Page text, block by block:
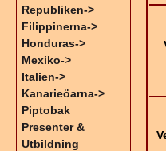
Republiken->
Filippinerna->
Honduras->
Mexiko->
Italien->
Kanarieöarna->
Piptobak
Presenter &
Utbildning